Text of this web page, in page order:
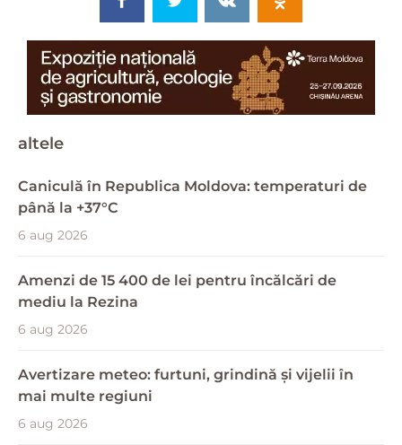
altele
Caniculă în Republica Moldova: temperaturi de
până la +37°C
6 aug 2026
Amenzi de 15 400 de lei pentru încălcări de
mediu la Rezina
6 aug 2026
Avertizare meteo: furtuni, grindină și vijelii în
mai multe regiuni
6 aug 2026